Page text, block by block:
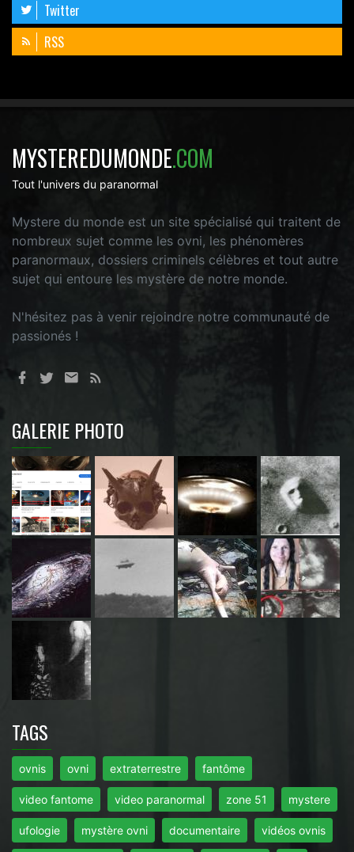
Twitter
RSS
MYSTEREDUMONDE.COM
Tout l'univers du paranormal
Mystere du monde est un site spécialisé qui traitent de
nombreux sujet comme les ovni, les phénomères
paranormaux, dossiers criminels célèbres et tout autre
sujet qui entoure les mystère de notre monde.
N'hésitez pas à venir rejoindre notre communauté de
passionés !
GALERIE PHOTO
TAGS
ovnis ovni extraterrestre fantôme
video fantome video paranormal zone 51 mystere
ufologie mystère ovni documentaire vidéos ovnis